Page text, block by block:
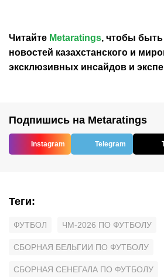
Читайте Metaratings, чтобы быть
новостей казахстанского и
эксклюзивных инсайдов и
Подпишись на Metaratings
Instagram Telegram
Теги:
ФУТБОЛ ЧМ-2026 ПО ФУТБОЛУ
СБОРНАЯ БЕЛЬГИИ ПО ФУТБОЛУ
СБОРНАЯ СЕНЕГАЛА ПО ФУТБОЛУ